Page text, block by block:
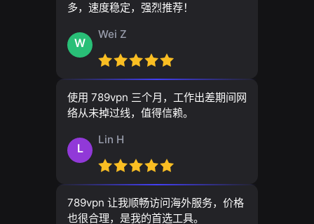
多，速度稳定，强烈推荐！
W
Wei Z
使用 789vpn 三个月，工作出差期间网
络从未掉过线，值得信赖。
L
Lin H
789vpn 让我顺畅访问海外服务，价格
也很合理，是我的首选工具。